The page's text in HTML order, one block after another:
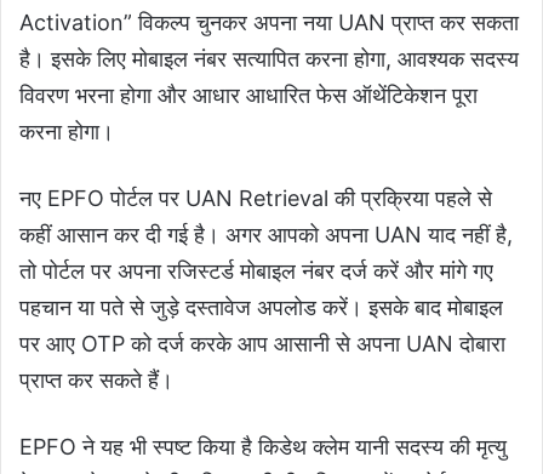
Activation” विकल्प चुनकर अपना नया UAN प्राप्त कर सकता
है। इसके लिए मोबाइल नंबर सत्यापित करना होगा, आवश्यक सदस्य
विवरण भरना होगा और आधार आधारित फेस ऑथेंटिकेशन पूरा
करना होगा।
नए EPFO पोर्टल पर UAN Retrieval की प्रक्रिया पहले से
कहीं आसान कर दी गई है। अगर आपको अपना UAN याद नहीं है,
तो पोर्टल पर अपना रजिस्टर्ड मोबाइल नंबर दर्ज करें और मांगे गए
पहचान या पते से जुड़े दस्तावेज अपलोड करें। इसके बाद मोबाइल
पर आए OTP को दर्ज करके आप आसानी से अपना UAN दोबारा
प्राप्त कर सकते हैं।
EPFO ने यह भी स्पष्ट किया है किडेथ क्लेम यानी सदस्य की मृत्यु